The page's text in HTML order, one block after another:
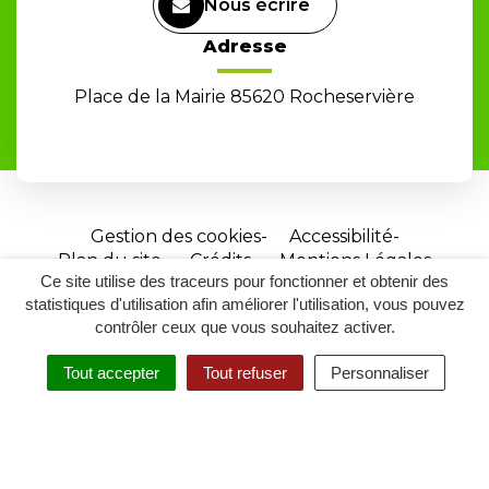
Ce site utilise des traceurs pour fonctionner et obtenir des
statistiques d'utilisation afin améliorer l'utilisation, vous pouvez
contrôler ceux que vous souhaitez activer.
Tout accepter Tout refuser Personnaliser
RECHERCHER
ACCESSIBILITÉ
Nous écrire
Adresse
Place de la Mairie 85620 Rocheservière
Gestion des cookies
Accessibilité
Plan du site
Crédits
Mentions Légales
Site
réalisé
par
Inovagora